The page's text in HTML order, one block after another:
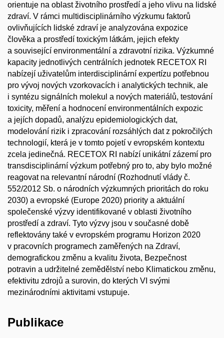
orientuje na oblast životního prostředí a jeho vlivu na lidské
zdraví. V rámci multidisciplinárního výzkumu faktorů
ovlivňujících lidské zdraví je analyzována expozice
člověka a prostředí toxickým látkám, jejich efekty
a související environmentální a zdravotní rizika. Výzkumné
kapacity jednotlivých centrálních jednotek RECETOX RI
nabízejí uživatelům interdisciplinární expertízu potřebnou
pro vývoj nových vzorkovacích i analytických technik, ale
i syntézu signálních molekul a nových materiálů, testování
toxicity, měření a hodnocení environmentálních expozic
a jejích dopadů, analýzu epidemiologických dat,
modelování rizik i zpracování rozsáhlých dat z pokročilých
technologií, která je v tomto pojetí v evropském kontextu
zcela jedinečná. RECETOX RI nabízí unikátní zázemí pro
transdisciplinární výzkum potřebný pro to, aby bylo možné
reagovat na relevantní národní (Rozhodnutí vlády č.
552/2012 Sb. o národních výzkumných prioritách do roku
2030) a evropské (Europe 2020) priority a aktuální
společenské výzvy identifikované v oblasti životního
prostředí a zdraví. Tyto výzvy jsou v současné době
reflektovány také v evropském programu Horizon 2020
v pracovních programech zaměřených na Zdraví,
demografickou změnu a kvalitu života, Bezpečnost
potravin a udržitelné zemědělství nebo Klimatickou změnu,
efektivitu zdrojů a surovin, do kterých VI svými
mezinárodními aktivitami vstupuje.
Publikace